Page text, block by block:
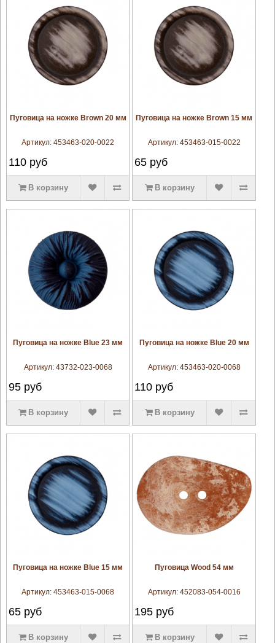
увеличить
Пуговица на ножке Brown 20 мм
Артикул:453463-020-0022
110руб
В корзину
увеличить
Пуговица на ножке Brown 15 мм
Артикул: 453463-015-0022
65 руб
В корзину
увеличить
Пуговица на ножке Blue 23 мм
Артикул: 43732-023-0068
95руб
В корзину
увеличить
Пуговица на ножке Blue 20 мм
Артикул: 453463-020-0068
110 руб
В корзину
увеличить
Пуговица на ножке Blue 15 мм
Артикул:453463-015-0068
65руб
В корзину
увеличить
Пуговица Wood 54 мм
Артикул: 452083-054-0016
195 руб
В корзину